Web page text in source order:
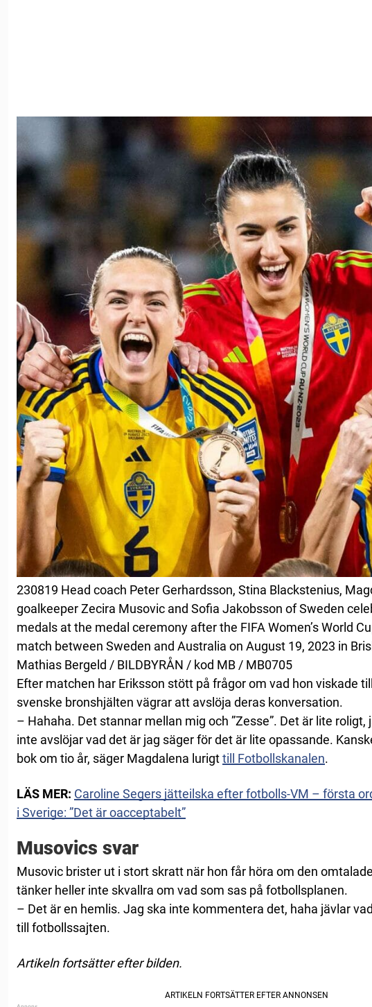
230819 Head coach Peter Gerhardsson, Stina Blackstenius,
goalkeeper Zecira Musovic and Sofia Jakobsson of Sweden
medals at the medal ceremony after the FIFA Women’s World
match between Sweden and Australia on August 19, 2023 in
Mathias Bergeld / BILDBYRÅN / kod MB / MB0705
Efter matchen har Eriksson stött på frågor om vad hon viskade
svenske bronshjälten vägrar att avslöja deras konversation.
– Hahaha. Det stannar mellan mig och ”Zesse”. Det är lite roligt,
inte avslöjar vad det är jag säger för det är lite opassande.
bok om tio år, säger Magdalena lurigttill Fotbollskanalen.
LÄS MER: Caroline Segers jätteilska efter fotbolls-VM – första
i Sverige: ”Det är oacceptabelt”
Musovics svar
Musovic brister ut i stort skratt när hon får höra om den
tänker heller inte skvallra om vad som sas på fotbollsplanen.
– Det är en hemlis. Jag ska inte kommentera det, haha jävlar
till fotbollssajten.
Artikeln fortsätter efter bilden.